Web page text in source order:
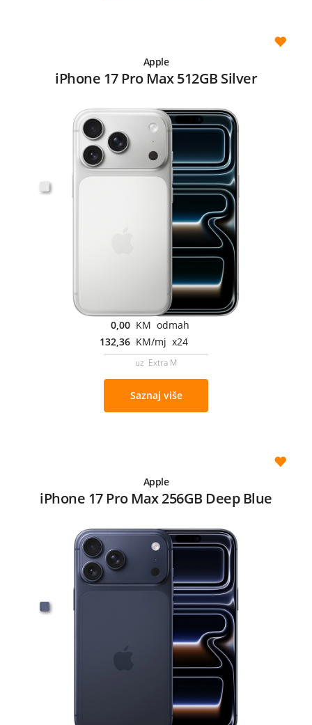
Apple
iPhone 17 Pro Max 512GB Silver
0,00 KM odmah
132,36 KM/mj x24
uz Extra M
Saznaj više
Apple
iPhone 17 Pro Max 256GB Deep Blue